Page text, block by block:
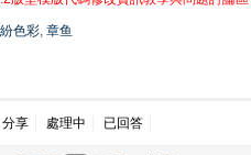
色彩, 章鱼
分享 處理中 已回答